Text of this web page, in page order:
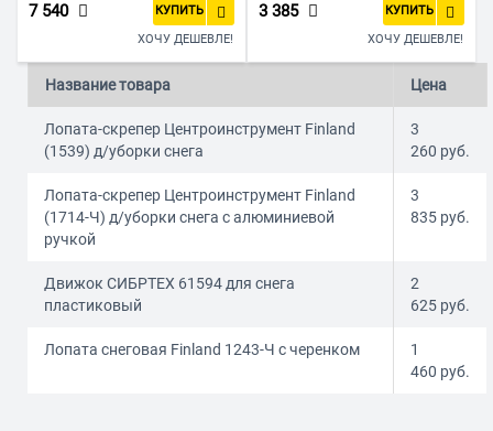
7 540 КУПИТЬ
ХОЧУ ДЕШЕВЛЕ!
3 385 КУПИТЬ
ХОЧУ ДЕШЕВЛЕ!
Название товара Цена
Лопата-скрепер Центроинструмент Finland
(1539) д/уборки снега
3
260 руб.
Лопата-скрепер Центроинструмент Finland
(1714-Ч) д/уборки снега с алюминиевой
ручкой
3
835 руб.
Движок СИБРТЕХ 61594 для снега
пластиковый
2
625 руб.
Лопата снеговая Finland 1243-Ч с черенком
1
460 руб.